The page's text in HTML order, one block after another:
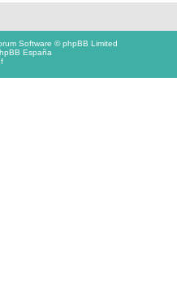
Software © phpBB Limited
España